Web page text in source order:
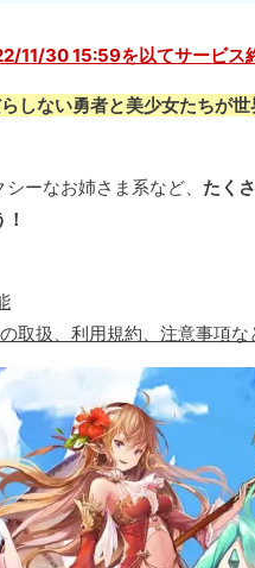
11/30 15:59を以てサービス
しない勇者と美少女たちが
ーなお姉さま系など、 たく
取扱、利用規約、注意事項